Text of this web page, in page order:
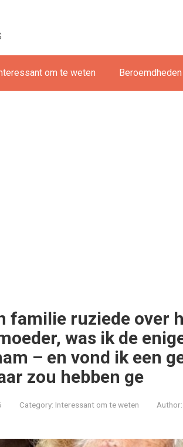
om te weten Beroemdheden
familie ruziede over
was ik de
– en vond ik een
zou hebben ge
Category: Interessant om te weten Author: